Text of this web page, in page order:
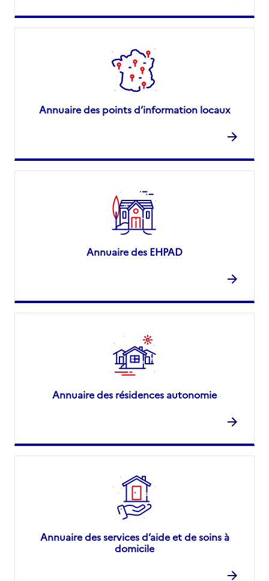
Annuaire des points d’information locaux
Annuaire des EHPAD
Annuaire des résidences autonomie
Annuaire des services d’aide et de soins à
domicile